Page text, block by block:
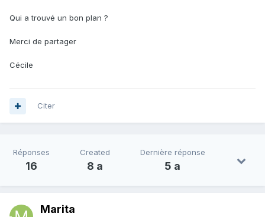
Qui a trouvé un bon plan ?
Merci de partager
Cécile
Citer
Réponses
16
Created
8 a
Dernière réponse
5 a
Marita